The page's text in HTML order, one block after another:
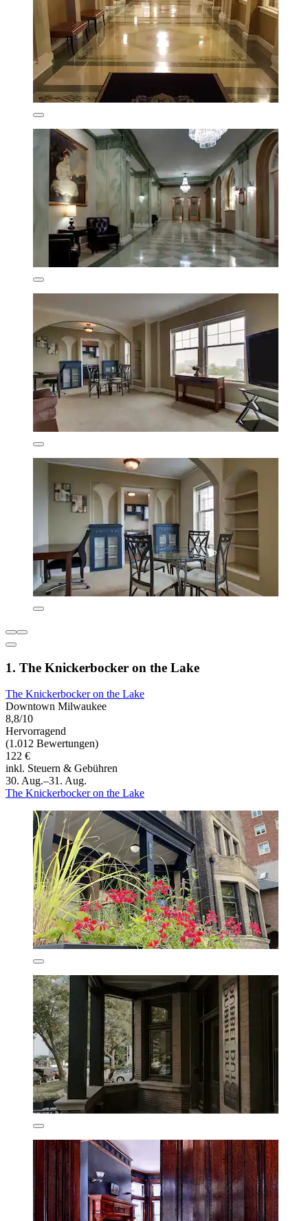
1. The Knickerbocker on the Lake
The Knickerbocker on the Lake
Downtown Milwaukee
8,8/10
Hervorragend
(1.012 Bewertungen)
122 €
inkl. Steuern & Gebühren
30. Aug.–31. Aug.
The Knickerbocker on the Lake